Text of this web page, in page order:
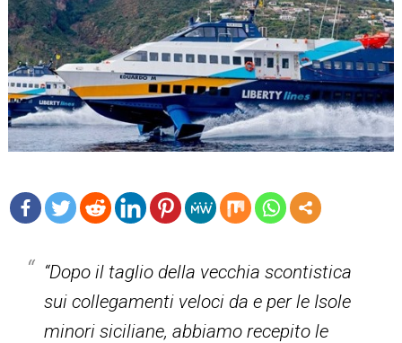
re
“Dopo il taglio della vecchia scontistica
sui collegamenti veloci da e per le Isole
minori siciliane, abbiamo recepito le